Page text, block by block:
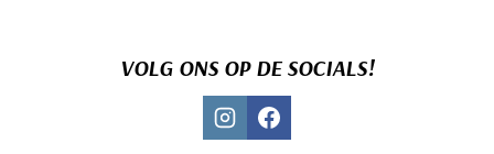
VOLG ONS OP DE SOCIALS!